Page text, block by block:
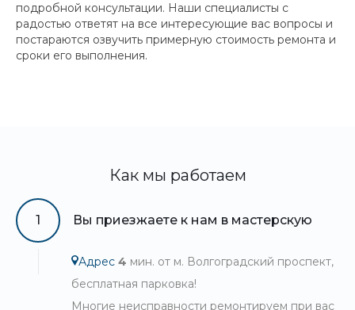
подробной консультации. Наши специалисты с
радостью ответят на все интересующие вас вопросы и
постараются озвучить примерную стоимость ремонта и
сроки его выполнения.
Как мы работаем
1 Вы приезжаете к нам в мастерскую
Адрес 4 мин. от м. Волгоградский проспект,
бесплатная парковка!
Многие неисправности ремонтируем при вас